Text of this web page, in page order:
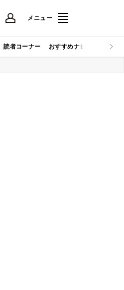
メニュー
読者コーナー おすすめナビ マイナビ